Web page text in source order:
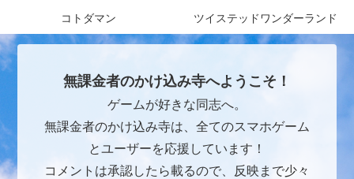
コトダマン ツイステッドワンダーランド
無課金者のかけ込み寺へようこそ！
ゲームが好きな同志へ。
無課金者のかけ込み寺は、全てのスマホゲーム
とユーザーを応援しています！
コメントは承認したら載るので、反映まで少々